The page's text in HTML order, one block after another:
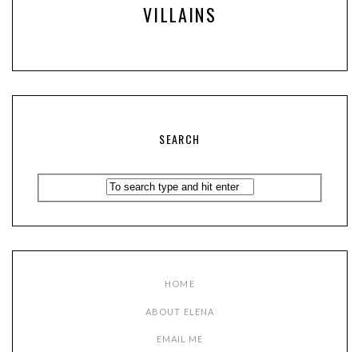
VILLAINS
SEARCH
HOME
ABOUT ELENA
EMAIL ME